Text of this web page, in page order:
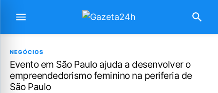
NEGÓCIOS
Evento em São Paulo ajuda a desenvolver o
empreendedorismo feminino na periferia de
São Paulo